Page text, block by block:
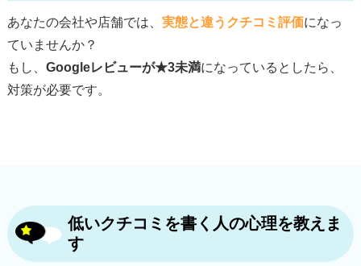
あなたの会社や店舗では、 実態と違うクチコミ評価になっ
ていませんか？
もし、 Googleレビューが★3未満になっているとしたら、
対策が必要です。
低いクチコミを書く人の心理を教えま
す